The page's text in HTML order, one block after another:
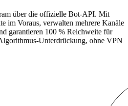
über die offizielle Bot-API. Mit
im Voraus, verwalten mehrere Kanäle
garantieren 100 % Reichweite für
Unterdrückung, ohne VPN